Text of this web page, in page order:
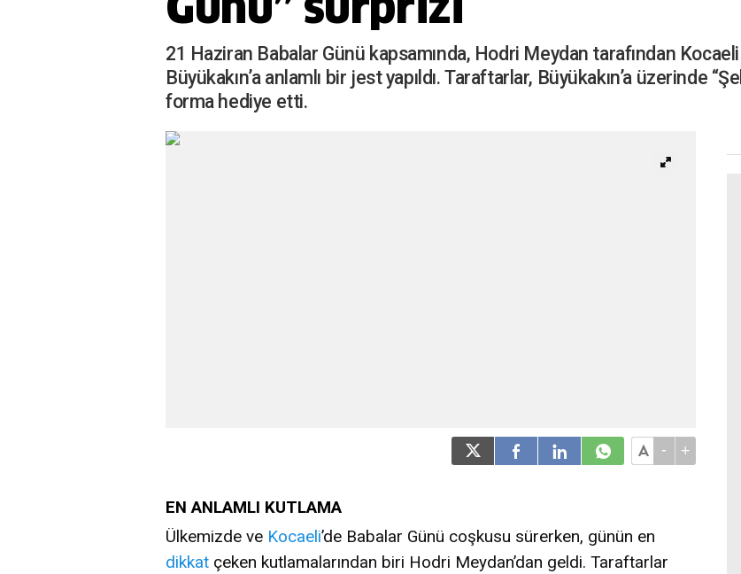
Günü” sürprizi
21 Haziran Babalar Günü kapsamında, Hodri Meydan tarafından
Büyükakın’a anlamlı bir jest yapıldı. Taraftarlar, Büyükakın’a üzerinde
forma hediye etti.
- +
EN ANLAMLI KUTLAMA
Ülkemizde ve Kocaeli’de Babalar Günü coşkusu sürerken, günün en
dikkat çeken kutlamalarından biri Hodri Meydan’dan geldi. Taraftarlar